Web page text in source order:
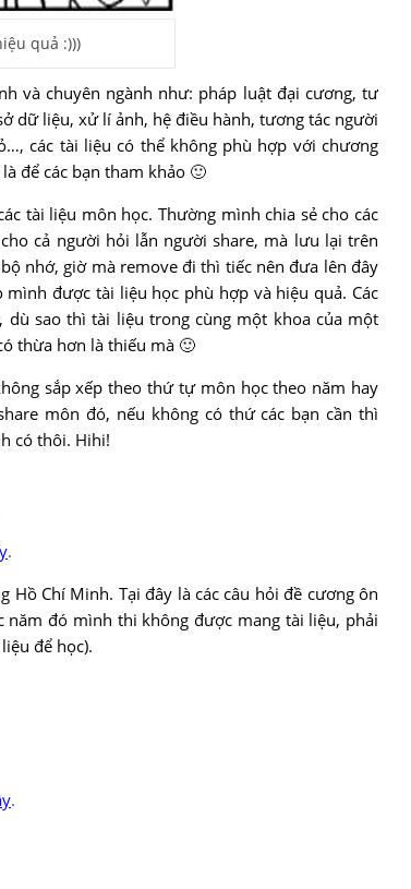
quả :)))
và chuyên ngành như: pháp luật đại cương, tư
dữ liệu, xử lí ảnh, hệ điều hành, tương tác người
các tài liệu có thể không phù hợp với chương
để các bạn tham khảo 🙂
tài liệu môn học. Thường mình chia sẻ cho các
cả người hỏi lẫn người share, mà lưu lại trên
nhớ, giờ mà remove đi thì tiếc nên đưa lên đây
mình được tài liệu học phù hợp và hiệu quả. Các
sao thì tài liệu trong cùng một khoa của một
thừa hơn là thiếu mà 🙂
sắp xếp theo thứ tự môn học theo năm hay
môn đó, nếu không có thứ các bạn cần thì
có thôi. Hihi!
.
Chí Minh. Tại đây là các câu hỏi đề cương ôn
năm đó mình thi không được mang tài liệu, phải
để học).
.